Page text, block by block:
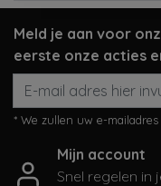
Meld je aan voor
eerste onze acties
* We zullen uw e-
Mijn account
Snel regelen in